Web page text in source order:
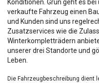
Konditionen. Grün geht es
verkaufte Fahrzeug einen
und Kunden sind uns
Zusatzservices wie die
Winterkompletträdern
unserer drei Standorte und
Leben.
Die Fahrzeugbeschreibung dient